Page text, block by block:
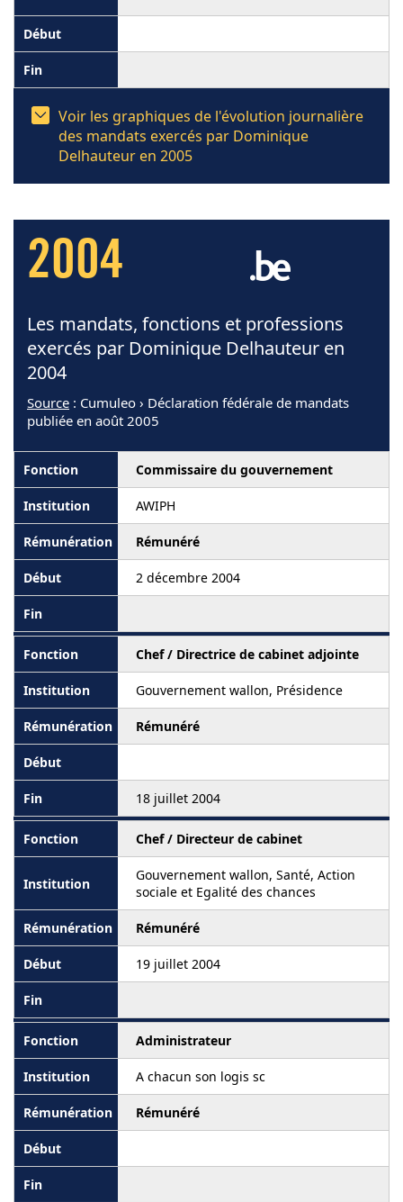
Voir les graphiques de l'évolution journalière
des mandats exercés par Dominique
Delhauteur en 2005
2004
Les mandats, fonctions et professions
exercés par Dominique Delhauteur en
2004
Source : Cumuleo › Déclaration fédérale de mandats
publiée en août 2005
Commissaire du gouvernement
AWIPH
Rémunéré
2 décembre 2004
Chef / Directrice de cabinet adjointe
Gouvernement wallon, Présidence
Rémunéré
18 juillet 2004
Chef / Directeur de cabinet
Gouvernement wallon, Santé, Action
sociale et Egalité des chances
Rémunéré
19 juillet 2004
Administrateur
A chacun son logis sc
Rémunéré